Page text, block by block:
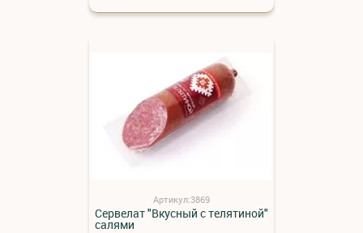
Артикул:3869
Сервелат "Вкусный с телятиной"
салями